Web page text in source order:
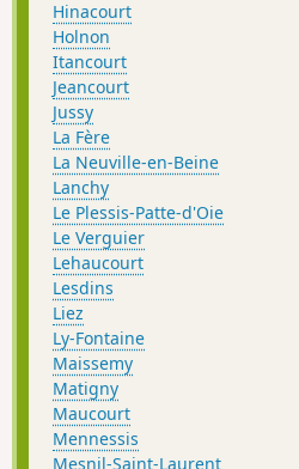
Hinacourt
Holnon
Itancourt
Jeancourt
Jussy
La Fère
La Neuville-en-Beine
Lanchy
Le Plessis-Patte-d'Oie
Le Verguier
Lehaucourt
Lesdins
Liez
Ly-Fontaine
Maissemy
Matigny
Maucourt
Mennessis
Mesnil-Saint-Laurent